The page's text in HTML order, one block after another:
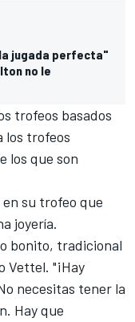
jugada perfecta"
no le
trofeos basados
los trofeos
los que son
su trofeo que
joyería.
bonito, tradicional
Vettel. "¡Hay
necesitas tener la
Hay que